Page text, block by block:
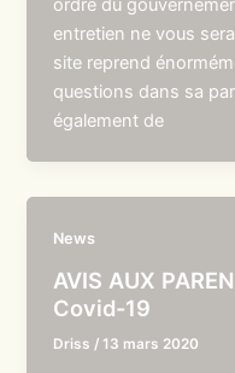
ordre du
entretien ne vous
site reprend
questions dans sa
également de
News
AVIS AUX
Covid-19
Driss /13 mars 2020